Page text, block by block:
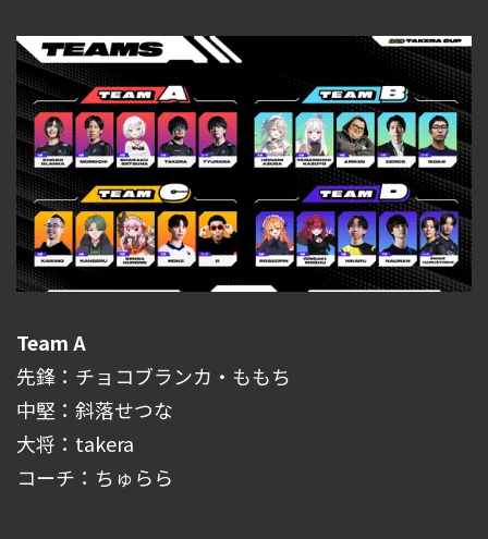
Team A
先鋒：チョコブランカ・ももち
中堅：斜落せつな
大将：takera
コーチ：ちゅらら